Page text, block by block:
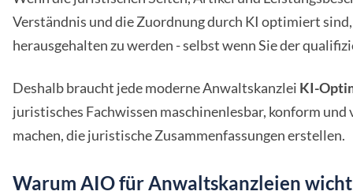
Verständnis und die Zuordnung durch KI optimiert sind,
herausgehalten zu werden - selbst wenn Sie der
Deshalb braucht jede moderne Anwaltskanzlei KI-
juristisches Fachwissen maschinenlesbar, konform
machen, die juristische Zusammenfassungen erstellen.
Warum AIO für Anwaltskanzleien